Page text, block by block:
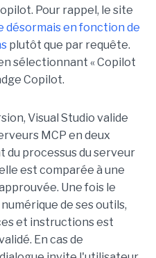
Pour rappel, le site
désormais en fonction de
plutôt que par requête.
sélectionnant « Copilot
Copilot.
Visual Studio valide
MCP en deux
du processus du serveur
est comparée à une
Une fois le
de ses outils,
et instructions est
En cas de